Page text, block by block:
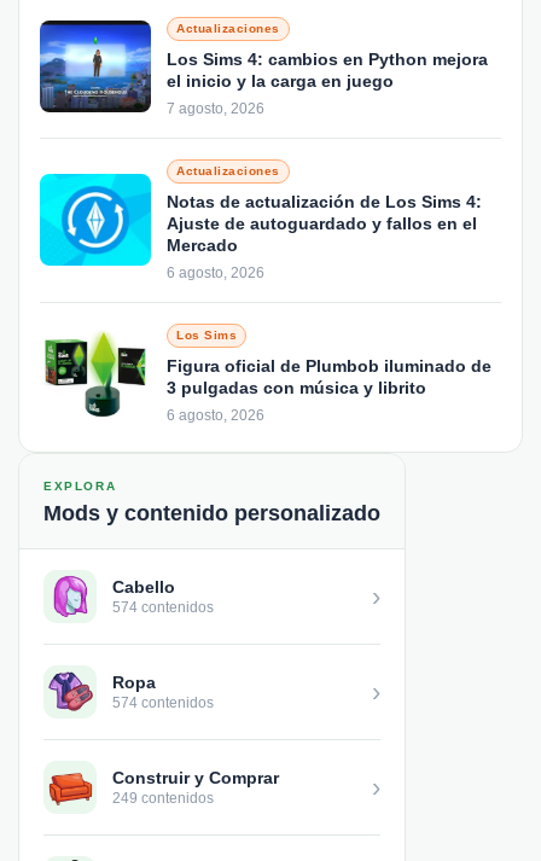
Actualizaciones
Los Sims 4: cambios en Python mejora
el inicio y la carga en juego
7 agosto, 2026
Actualizaciones
Notas de actualización de Los Sims 4:
Ajuste de autoguardado y fallos en el
Mercado
6 agosto, 2026
Los Sims
Figura oficial de Plumbob iluminado de
3 pulgadas con música y librito
6 agosto, 2026
EXPLORA
Mods y contenido personalizado
Cabello
574 contenidos ›
Ropa
574 contenidos ›
Construir y Comprar
249 contenidos ›